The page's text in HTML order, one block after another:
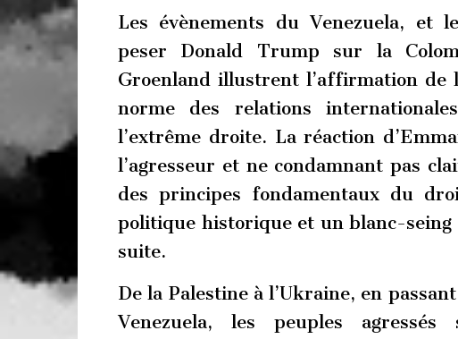
Les évènements du Venezuela, et
peser Donald Trump sur la
Groenland illustrent l’affirmation de
norme des relations
l’extrême droite. La réaction
l’agresseur et ne condamnant pas
des principes fondamentaux du
politique historique et un blanc-
suite.
De la Palestine à l’Ukraine, en
Venezuela, les peuples